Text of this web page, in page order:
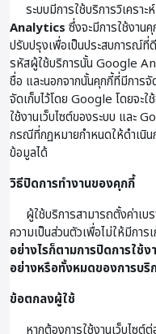
ระบบมีการใช้บริการวิเคราะ
Analytics ซึ่งจะมีการใช้งานคุ
ปรับปรุงเพื่อเป็นประสบการณ์ที่
รหัสผู้ใช้บริการนั้น Google
ชื่อ และนอกจากนั้นคุกกี้ที่มีการจั
จัดเก็บไว้โดย Google โดยจะใ
ใช้งานเว็บไซต์ของระบบ และ
กรณีที่กฏหมายกำหนดให้ดำเนิ
ข้อมูลได้
วิธีปิดการทำงานของคุกกี้
ผู้ใช้บริการสามารถตั้งค่าเบ
ความเป็นส่วนตัวเพื่อไม่ให้มีกา
อย่างไรก็ตามการปิดการใช้
อย่างหรือทั้งหมดของการบริ
ข้อตกลงผู้ใช้